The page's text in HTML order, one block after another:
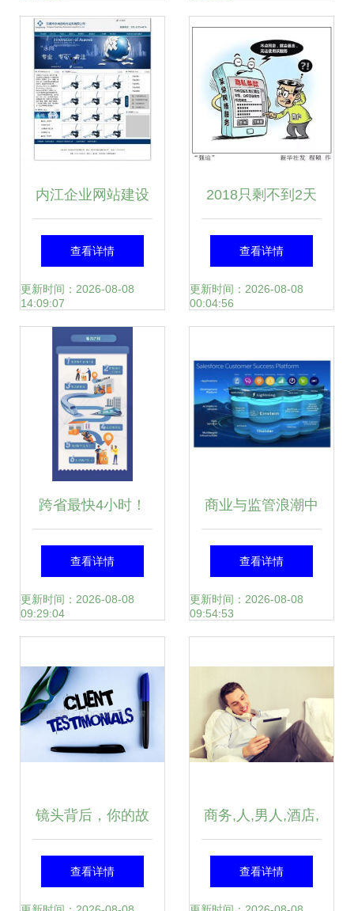
内江企业网站建设
与摄影扩印服务的
深度融合 世界工厂
网的商务解决方案
查看详情
更新时间：2026-08-08
14:09:07
2018只剩不到2天
四成剁手族竟还不
知道这件大事 礼仪
查看详情
更新时间：2026-08-08
00:04:56
跨省最快4小时！
黑龙江首推“高铁急
送”小件快运，服务
向
查看详情
更新时间：2026-08-08
09:29:04
商业与监管浪潮中
AI在礼仪服务的平
衡之道
查看详情
更新时间：2026-08-08
09:54:53
镜头背后，你的故
事我们这样珍藏
查看详情
商务,人,男人,酒店,
服务,药片,手写板,
查看详情